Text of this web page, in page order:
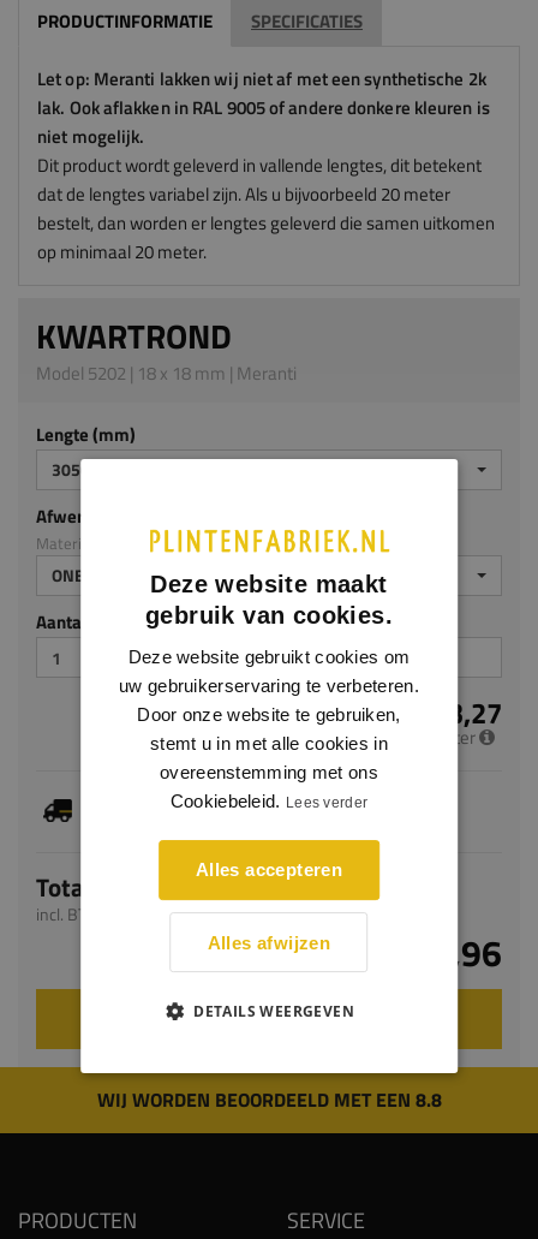
PRODUCTINFORMATIE SPECIFICATIES
Let op: Meranti lakken wij niet af met een synthetische 2k
lak. Ook aflakken in RAL 9005 of andere donkere kleuren is
niet mogelijk.
Dit product wordt geleverd in vallende lengtes, dit betekent
dat de lengtes variabel zijn. Als u bijvoorbeeld 20 meter
bestelt, dan worden er lengtes geleverd die samen uitkomen
op minimaal 20 meter.
KWARTROND
Model 5202 | 18 x 18 mm | Meranti
Lengte (mm)
3050
Afwerking
Materiaal: Meranti
ONBEHANDELD
Aantal stuks
€ 3,27
per meter
Dit artikel is voorradig, de verwachte levertijd
Totaal
incl. BTW
€ 9,96
VOEG TOE AAN WINKELWAGEN
WIJ WORDEN BEOORDEELD MET EEN 8.8
PRODUCTEN SERVICE
Deze website maakt
gebruik van cookies.
Deze website gebruikt cookies om
uw gebruikerservaring te verbeteren.
Door onze website te gebruiken,
stemt u in met alle cookies in
overeenstemming met ons
Cookiebeleid. Lees verder
Alles accepteren
Alles afwijzen
DETAILS WEERGEVEN